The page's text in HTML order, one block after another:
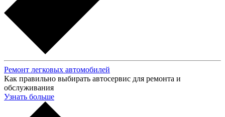
Ремонт легковых автомобилей
Как правильно выбирать автосервис для ремонта и
обслуживания
Узнать больше